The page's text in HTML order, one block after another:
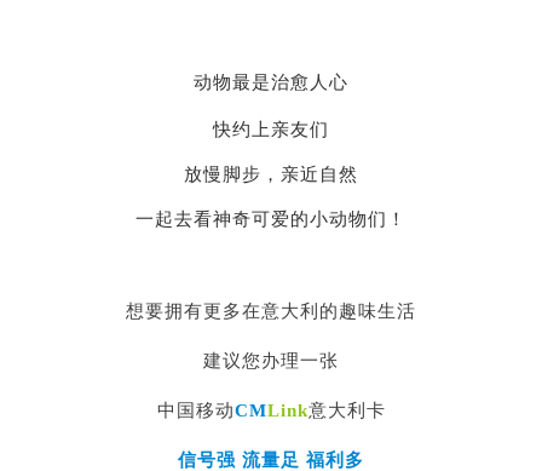
动物最是治愈人心
快约上亲友们
放慢脚步，亲近自然
一起去看神奇可爱的小动物们！
想要拥有更多在意大利的趣味生活
建议您办理一张
中国移动CMLink意大利卡
信号强 流量足 福利多